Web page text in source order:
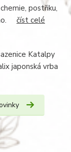
postřiku,
číst celé
Katalpy
japonská vrba